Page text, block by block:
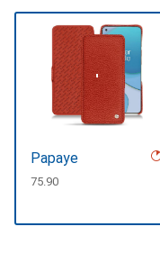
Papaye
CHF
75.90